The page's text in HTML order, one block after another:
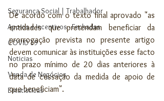
Segurança Social | Trabalhador
Apoios e Incentivos - Fechadas
COVID 19
Noticias
Venda de Negócios
Estatísticas
De acordo com o texto final aprovado "as
entidades que pretendam beneficiar da
prorrogação prevista no presente artigo
devem comunicar às instituições esse facto
no prazo mínimo de 20 dias anteriores à
data de cessação da medida de apoio de
que beneficiam".